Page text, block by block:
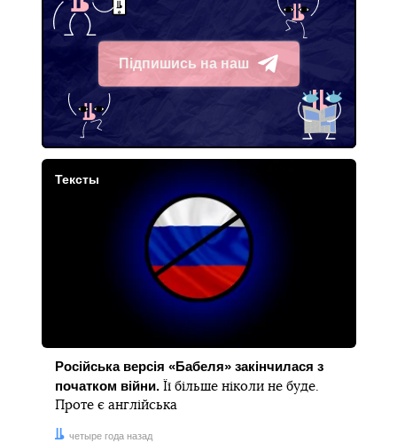
Підпишись на наш
Telegram
Тексты
Російська версія «Бабеля» закінчилася з
початком війни.Її більше ніколи не буде.
Проте є англійська
Дата:четыре года назад